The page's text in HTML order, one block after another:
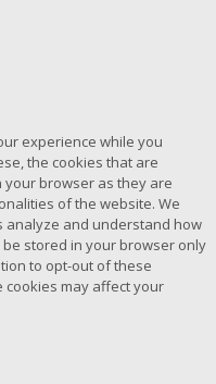
experience while you
the cookies that are
browser as they are
of the website. We
analyze and understand how
stored in your browser only
to opt-out of these
cookies may affect your